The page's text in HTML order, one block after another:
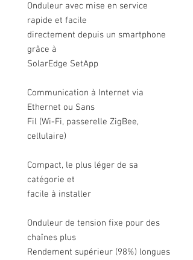
Onduleur avec mise en service
rapide et facile
directement depuis un smartphone
grâce à
SolarEdge SetApp
Communication à Internet via
Ethernet ou Sans
Fil (Wi-Fi, passerelle ZigBee,
cellulaire)
Compact, le plus léger de sa
catégorie et
facile à installer
Onduleur de tension fixe pour des
chaînes plus
Rendement supérieur (98%) longues